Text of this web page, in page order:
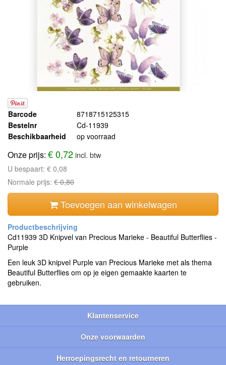
Barcode
8718715125315
Bestelnr
Cd-11939
Beschikbaarheid
op voorraad
Onze prijs: € 0,72incl. btw
U bespaart: € 0,08
Normale prijs: € 0,80
Toevoegen aan winkelwagen
Cd11939 3D Knipvel van Precious Marieke - Beautiful Butterflies -
Purple
Een leuk 3D knipvel Purple van Precious Marieke met als thema
Beautiful Butterflies om op je eigen gemaakte kaarten te
gebruiken.
Klantenservice
Onze voorwaarden
Herroepingsrecht en retourneren